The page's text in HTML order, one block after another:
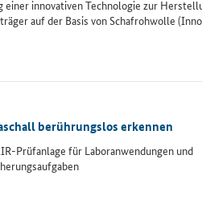
einer innovativen Technologie zur
auf der Basis von Schafrohwolle
berührungslos erkennen
Prüfanlage für Laboranwendungen und